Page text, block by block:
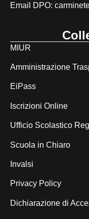
Email DPO:
MIUR
Amministrazione
EiPass
Iscrizioni Online
Ufficio Scolastico
Scuola in Chiaro
Invalsi
Privacy Policy
Dichiarazione di